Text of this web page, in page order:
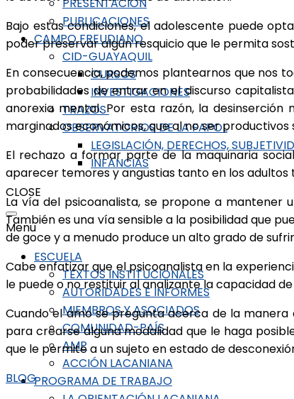
PUBLICACIONES
CAMPO FREUDIANO
CID-GUAYAQUIL
CURSOS
INVESTIGACIONES
TRAZOS
OBSERVATORIOS DE LA FAPOL
LEGISLACIÓN, DERECHOS,
INFANCIAS
CLOSE
Menu
ESCUELA
TEXTOS INSTITUCIONALES
AUTORIDADES E INFORMES
MIEMBROS Y ASOCIADOS
COMUNIDAD-PAÍS
AMP
ACCIÓN LACANIANA
PROGRAMA DE TRABAJO
Bajo estas condiciones, el adolescente puede
poder preservar algún resquicio que le permita
En consecuencia, podemos plantearnos que nos
probabilidades de entrar en el discurso
anorexia mental. Por esta razón, la
marginados económicos, que al no ser
El rechazo a formar parte de la maquinaria
aparecer temores y angustias tanto en los
La vía del psicoanalista, se propone a mantener
También es una vía sensible a la posibilidad que
de goce y a menudo produce un alto grado de
Cabe enfatizar que el psicoanalista en la
le puede o no restituir al analizante la capacidad
Cuando el amo se pregunta acerca de la
para crearse alguna modalidad que le haga
que le permite a un sujeto en estado de
BLOG